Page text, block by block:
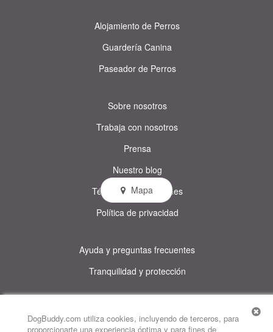
DogBuddy.com utiliza cookies, incluyendo de terceros, para
proporcionarte una experiencia óptima y para fines de
Mapa
Alojamiento de Perros
Guardería Canina
Paseador de Perros
Sobre nosotros
Trabaja con nosotros
Prensa
Nuestro blog
Términos y condiciones
Política de privacidad
Ayuda y preguntas frecuentes
Tranquilidad y protección
Este sitio utiliza cookies